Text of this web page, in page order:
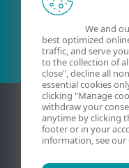
We and
best optimized
traffic, and serve
to the collection of
close", decline all
essential cookies
clicking "Manage
withdraw your
anytime by clicking
footer or in your
information, see our